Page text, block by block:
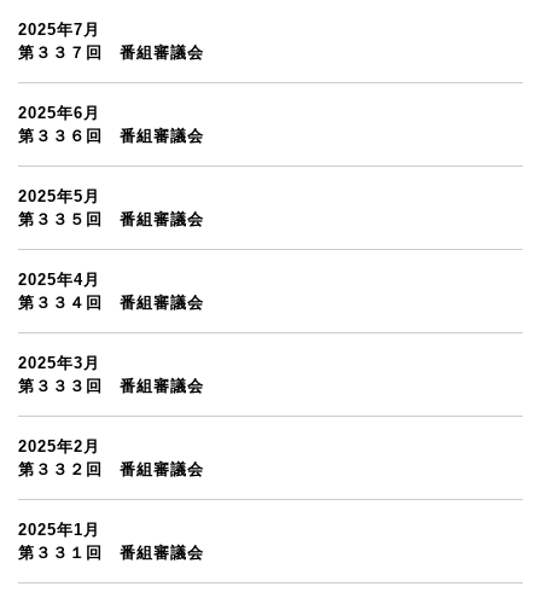
2025年7月
第３３７回 番組審議会
2025年6月
第３３６回 番組審議会
2025年5月
第３３５回 番組審議会
2025年4月
第３３４回 番組審議会
2025年3月
第３３３回 番組審議会
2025年2月
第３３２回 番組審議会
2025年1月
第３３１回 番組審議会